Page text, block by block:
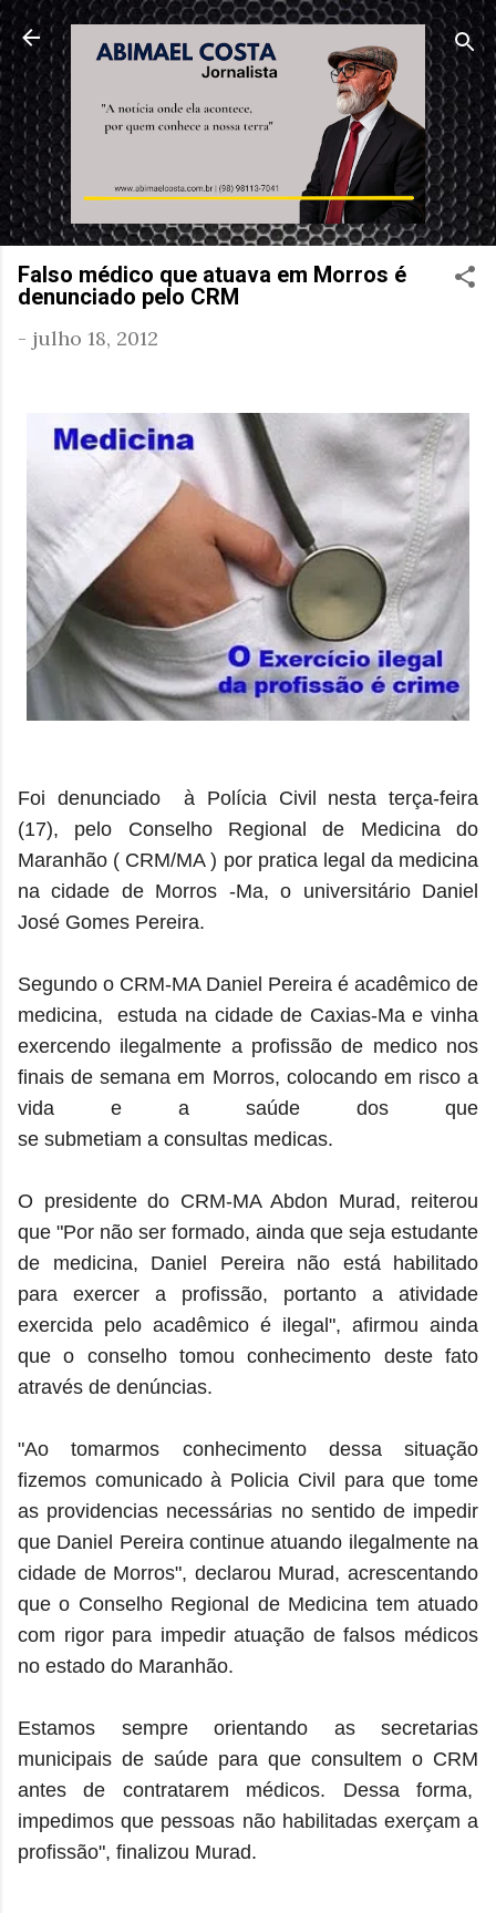
Pular para o conteúdo principal
Falso médico que atuava em Morros é
denunciado pelo CRM
- julho 18, 2012
Foi denunciado à Polícia Civil nesta terça-feira
(17), pelo Conselho Regional de Medicina do
Maranhão ( CRM/MA ) por pratica legal da medicina
na cidade de Morros -Ma, o universitário Daniel
José Gomes Pereira.
Segundo o CRM-MA Daniel Pereira é acadêmico de
medicina, estuda na cidade de Caxias-Ma e vinha
exercendo ilegalmente a profissão de medico nos
finais de semana em Morros, colocando em risco a
vida e a saúde dos que
se submetiam a consultas medicas.
O presidente do CRM-MA Abdon Murad, reiterou
que "Por não ser formado, ainda que seja estudante
de medicina, Daniel Pereira não está habilitado
para exercer a profissão, portanto a atividade
exercida pelo acadêmico é ilegal", afirmou ainda
que o conselho tomou conhecimento deste fato
através de denúncias.
"Ao tomarmos conhecimento dessa situação
fizemos comunicado à Policia Civil para que tome
as providencias necessárias no sentido de impedir
que Daniel Pereira continue atuando ilegalmente na
cidade de Morros", declarou Murad, acrescentando
que o Conselho Regional de Medicina tem atuado
com rigor para impedir atuação de falsos médicos
no estado do Maranhão.
Estamos sempre orientando as secretarias
municipais de saúde para que consultem o CRM
antes de contratarem médicos. Dessa forma,
impedimos que pessoas não habilitadas exerçam a
profissão", finalizou Murad.